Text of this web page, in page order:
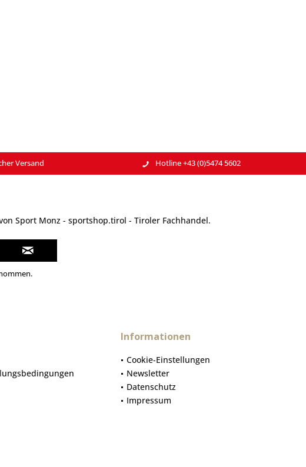
Versand Hotline +43 (0)5474 5602
Sport Monz - sportshop.tirol - Tiroler Fachhandel.
Informationen
Cookie-Einstellungen
Newsletter
Datenschutz
Impressum